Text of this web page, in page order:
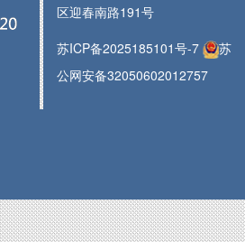
区迎春南路191号
苏ICP备2025185101号-7
苏
公网安备32050602012757